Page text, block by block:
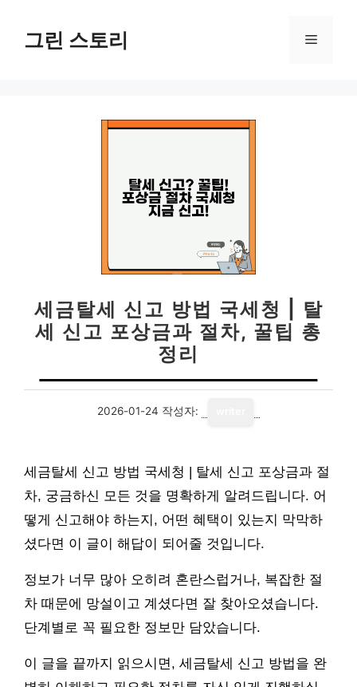
그린 스토리 메
세금탈세 신고 방법 국세청 | 탈
세 신고 포상금과 절차, 꿀팁 총
정리
2026-01-24 작성자:
세금탈세 신고 방법 국세청 | 탈세 신고 포상금과 절
차, 궁금하신 모든 것을 명확하게 알려드립니다. 어
떻게 신고해야 하는지, 어떤 혜택이 있는지 막막하
셨다면 이 글이 해답이 되어줄 것입니다.
정보가 너무 많아 오히려 혼란스럽거나, 복잡한 절
차 때문에 망설이고 계셨다면 잘 찾아오셨습니다.
단계별로 꼭 필요한 정보만 담았습니다.
이 글을 끝까지 읽으시면, 세금탈세 신고 방법을 완